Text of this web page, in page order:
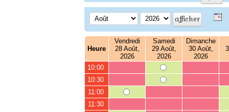
Heure
Vendredi
28 Août,
2026
Samedi
29 Août,
2026
Dimanche
30 Août,
2026
10:00
10:30
11:00
11:30